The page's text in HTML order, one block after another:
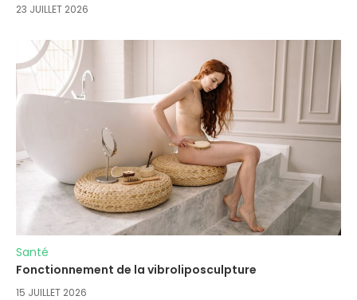
23 JUILLET 2026
Santé
Fonctionnement de la vibroliposculpture
15 JUILLET 2026